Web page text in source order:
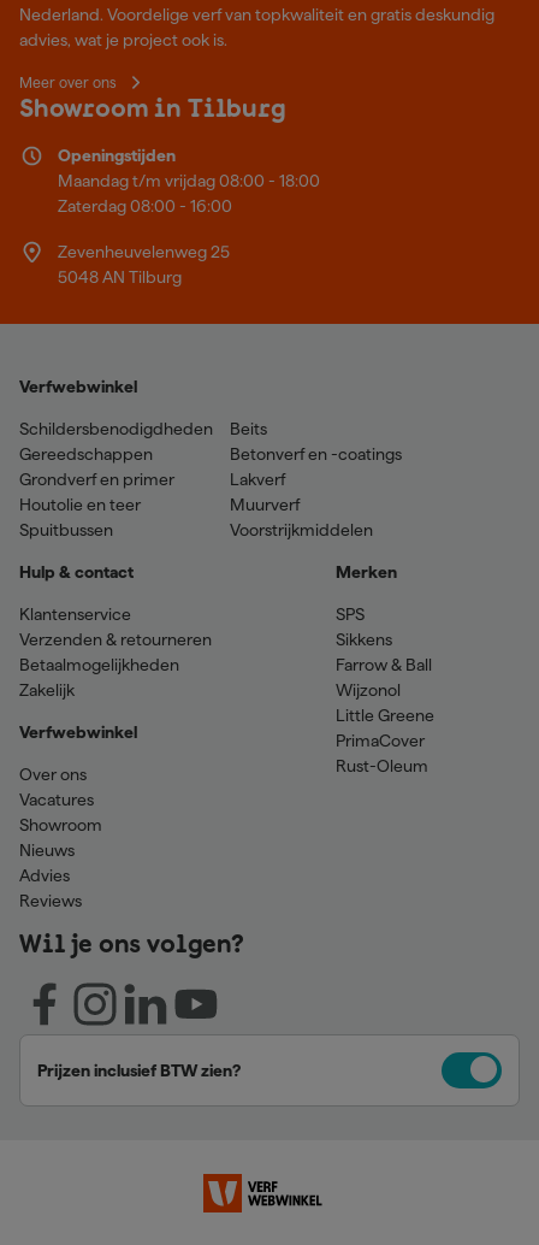
Nederland. Voordelige verf van topkwaliteit en gratis deskundig
advies, wat je project ook is.
Meer over ons
Showroom in Tilburg
Openingstijden
Maandag t/m vrijdag 08:00 - 18:00
Zaterdag 08:00 - 16:00
Zevenheuvelenweg 25
5048 AN Tilburg
Verfwebwinkel
Schildersbenodigdheden
Gereedschappen
Grondverf en primer
Houtolie en teer
Spuitbussen
Beits
Betonverf en -coatings
Lakverf
Muurverf
Voorstrijkmiddelen
Hulp & contact
Klantenservice
Verzenden & retourneren
Betaalmogelijkheden
Zakelijk
Verfwebwinkel
Over ons
Vacatures
Showroom
Nieuws
Advies
Reviews
Merken
SPS
Sikkens
Farrow & Ball
Wijzonol
Little Greene
PrimaCover
Rust-Oleum
Wil je ons volgen?
Prijzen inclusief BTW zien?